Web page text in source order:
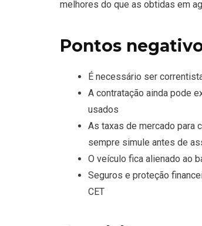
melhores do que as obtidas em
Pontos
É necessário ser
A contratação ainda pode
usados
As taxas de mercado para
sempre simule antes de
O veículo fica alienado ao
Seguros e proteção
CET